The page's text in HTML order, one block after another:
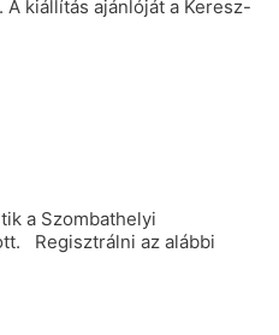
kiállítás ajánlóját a Keresz-
a Szombathelyi
Regisztrálni az alábbi